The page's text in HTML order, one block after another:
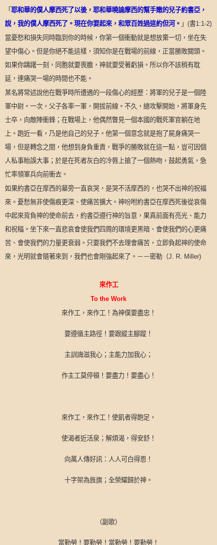
「耶和華的僕人摩西死了以後，耶和華曉諭摩西的幫手嫩的兒子約書亞，
說，我的僕人摩西死了。現在你要起來，和眾百姓過這約但河。 」 (書1:1-2)
當憂愁和損失同時臨到你的時候，你第一個衝動就是想放棄一切，坐在失
望中傷心。但是你絕不能這樣，須知你是在戰場的前線，正當勝敗關頭。
如果你躊躇一刻，同胞就要喪膽，神就要受著虧損。所以你不該稍有耽
延，連痛哭一場的時間也不能。
某名將常述說他在戰爭時所遭遇的一段傷心的經歷：將軍的兒子是一個陸
軍中尉。一次，父子各率一軍，開拔前線。不久，總攻擊開始，將軍身先
士卒，向敵陣衝鋒；在戰場上，他偶然瞥見一個本國的戰死軍官躺在地
上。跑近一看，乃是他自己的兒子。他第一個意念就是抱了屍身痛哭一
場，但是轉念之間，他想到身負重責，戰爭的勝敗就在這一點，豈可因個
人私事貽誤大事；於是在死者灰白的冷唇上搶了一個熱吻，鼓起勇氣，急
忙率領軍兵向前衝去。
如果約書亞在摩西的墓旁一直哀哭，是哭不活摩西的，也哭不出神的祝福
來。憂愁無非使傷痕更深、使痛苦擴大。神吩咐約書亞在摩西死後從哀傷
中起來背負神的使命前去，約書亞遵行神的旨意，果真前面有亮光、能力
和祝稫。坐下來一直悲哀會使我們四周的環境更黑暗、會使我們的心更痛
苦、會使我們的力量更衰弱。只要我們不去理會痛苦，立即負起神的使命
來，光明就會隨著來到，我們也會剛強起來了。－－密勒（J. R. Miller)
來作工
To the Work
來作工，來作工！為神僕要盡忠！
要遵循主路徑！要跟縱主腳蹤！
主訓誨滋我心；主能力加我心；
作主工莫停頓！要盡力！要盡心！
來作工，來作工！使飢者得飽足，
使渴者近活泉；解煩渴，得安舒！
向萬人傳好訊：人人可白得恩！
十字架為旌旗；全榮耀歸於神。
（副歌）
當勤勞！要勤勞！當勤勞！要勤勞！